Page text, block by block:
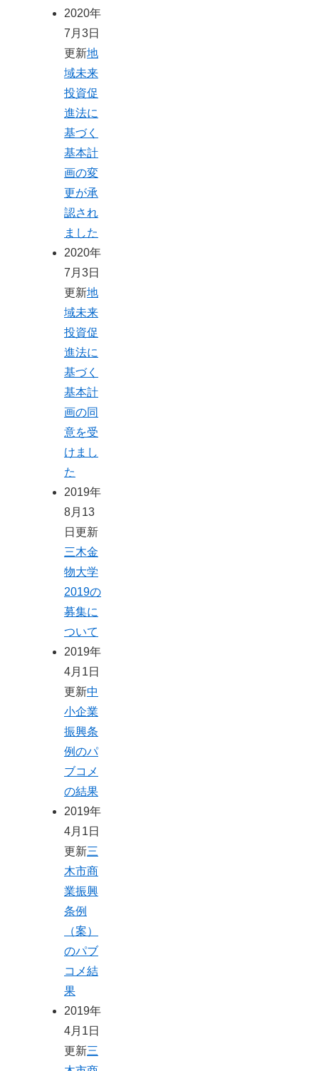
2020年
7月3日
更新地
域未来
投資促
進法に
基づく
基本計
画の変
更が承
認され
ました
2020年
7月3日
更新地
域未来
投資促
進法に
基づく
基本計
画の同
意を受
けまし
た
2019年
8月13
日更新
三木金
物大学
2019の
募集に
ついて
2019年
4月1日
更新中
小企業
振興条
例のパ
ブコメ
の結果
2019年
4月1日
更新三
木市商
業振興
条例
（案）
のパブ
コメ結
果
2019年
4月1日
更新三